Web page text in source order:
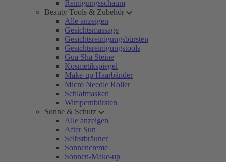
Reinigungsschaum
Beauty Tools & Zubehör
Alle anzeigen
Gesichtsmassage
Gesichtsreinigungsbürsten
Gesichtsreinigungstools
Gua Sha Steine
Kosmetikspiegel
Make-up Haarbänder
Micro Needle Roller
Schlafmasken
Wimpernbürsten
Sonne & Schutz
Alle anzeigen
After Sun
Selbstbräuner
Sonnencreme
Sonnen-Make-up